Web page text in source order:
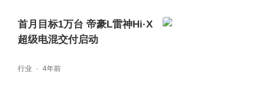
首月目标1万台 帝豪L雷神Hi·X
超级电混交付启动
行业 4年前